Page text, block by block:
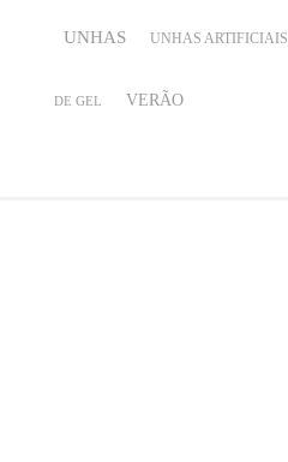
UNHAS UNHAS ARTIFICIAIS
DE GEL VERÃO